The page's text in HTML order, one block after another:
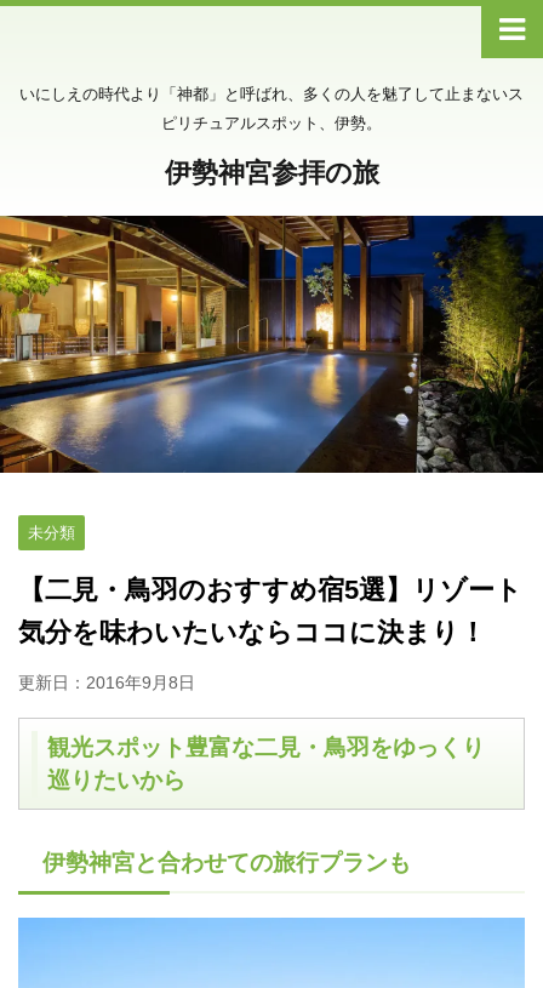
いにしえの時代より「神都」と呼ばれ、多くの人を魅了して止まないス
ピリチュアルスポット、伊勢。
伊勢神宮参拝の旅
未分類
【二見・鳥羽のおすすめ宿5選】リゾート
気分を味わいたいならココに決まり！
更新日： 2016年9月8日
観光スポット豊富な二見・鳥羽をゆっくり
巡りたいから
伊勢神宮と合わせての旅行プランも